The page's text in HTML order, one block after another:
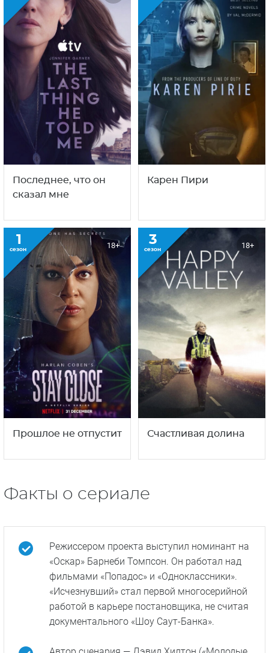
Последнее, что он
сказал мне
Карен Пири
1
сезон 18+
Прошлое не отпустит
3
сезон 18+
Счастливая долина
Факты о сериале
Режиссером проекта выступил номинант на
«Оскар» Барнеби Томпсон. Он работал над
фильмами «Попадос» и «Одноклассники».
«Исчезнувший» стал первой многосерийной
работой в карьере постановщика, не считая
документального «Шоу Саут-Банка».